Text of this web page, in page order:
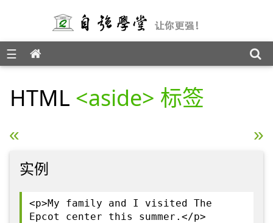
☰
HTML <aside> 标签
« HTML <article> 标签 HTML <audio> 标签 »
实例
<p>My family and I visited The
Epcot center this summer.</p>